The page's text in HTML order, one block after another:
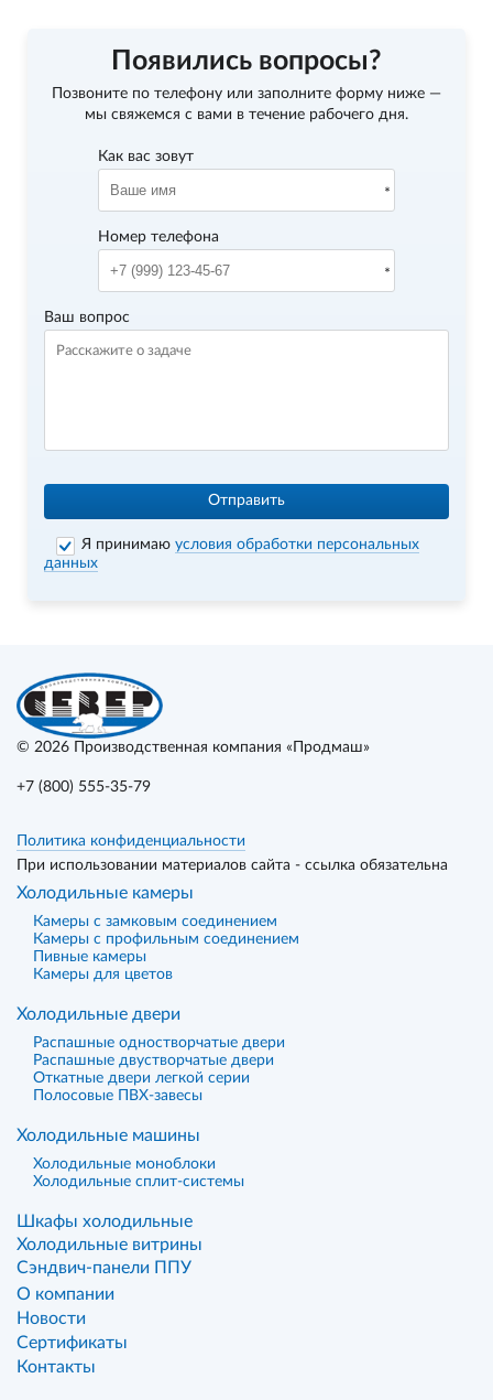
Появились вопросы?
Позвоните по телефону или заполните форму ниже —
мы свяжемся с вами в течение рабочего дня.
Как вас зовут
Номер телефона
Ваш вопрос
Отправить
Я принимаюусловия обработки персональных
данных
© 2026 Производственная компания «Продмаш»
+7 (800) 555-35-79
Политика конфиденциальности
При использовании материалов сайта - ссылка обязательна
Холодильные камеры
Камеры с замковым соединением
Камеры с профильным соединением
Пивные камеры
Камеры для цветов
Холодильные двери
Распашные одностворчатые двери
Распашные двустворчатые двери
Откатные двери легкой серии
Полосовые ПВХ-завесы
Холодильные машины
Холодильные моноблоки
Холодильные сплит-системы
Шкафы холодильные
Холодильные витрины
Сэндвич-панели ППУ
О компании
Новости
Сертификаты
Контакты